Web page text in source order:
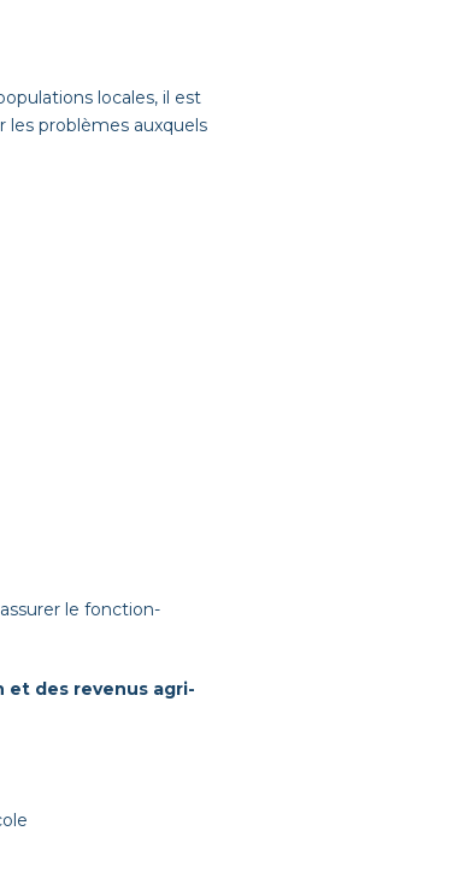
locales, il est
prob­lèmes aux­quels
le fonc­tion­
et des revenus agri­